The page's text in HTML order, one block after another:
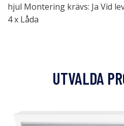
hjul Montering krävs: Ja Vid
4 x Låda
UTVALDA